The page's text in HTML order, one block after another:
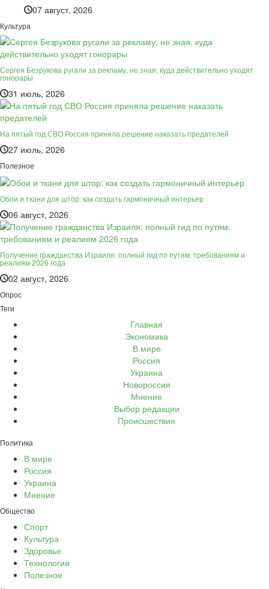
07 август, 2026
Культура
Сергея Безрукова ругали за рекламу, не зная, куда действительно уходят
гонорары
31 июль, 2026
На пятый год СВО Россия приняла решение наказать предателей
27 июль, 2026
Полезное
Обои и ткани для штор: как создать гармоничный интерьер
06 август, 2026
Получение гражданства Израиля: полный гид по путям, требованиям и
реалиям 2026 года
02 август, 2026
Опрос
Теги
Главная
Экономика
В мире
Россия
Украина
Новороссия
Мнение
Выбор редакции
Происшествия
Политика
В мире
Россия
Украина
Мнение
Общество
Спорт
Культура
Здоровье
Технологии
Полезное